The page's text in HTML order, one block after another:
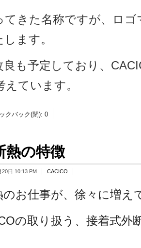
てきた名称ですが、ロ
ます。
良も予定しており、
ています。
クバック(閉): 0
熱の特徴
20日 10:13 PM CACICO
のお仕事が、徐々に増え
の取り扱う、接着式外